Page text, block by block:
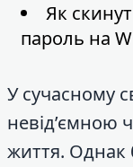
Як
пароль на
У сучасному
невід’ємною
життя. Однак